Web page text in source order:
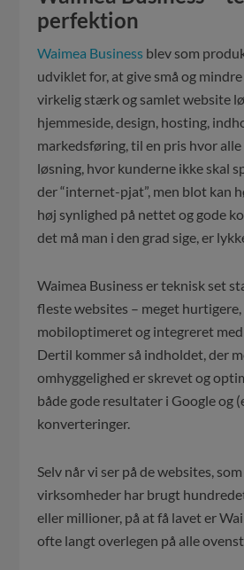
perfektion
Waimea Business blev som
udviklet for, at give små og
virkelig stærk og samlet website
hjemmeside, design, hosting,
markedsføring, til en pris hvor
løsning, hvor kunderne ikke skal
der “internet-pjat”, men blot kan
høj synlighed på nettet og gode
det må man i den grad sige, er
Waimea Business er teknisk set
fleste websites – meget hurtigere,
mobiloptimeret og integreret med
Dertil kommer så indholdet, der
omhyggelighed er skrevet og
både gode resultater i Google og
konverteringer.
Selv når vi ser på de websites,
virksomheder har brugt
eller millioner, på at få lavet er
ofte langt overlegen på alle